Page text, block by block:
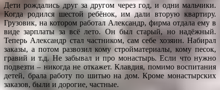
Дети рождались друг за другом через год, и одни мальчики.
Когда родился шестой ребёнок, им дали вторую квартиру.
Грузовик, на котором работал Александр, фирма отдала ему в
виде зарплаты за всё лето. Он был старый, но надёжный.
Теперь Александр стал частником, сам себе хозяин. Набирал
заказы, а потом развозил кому стройматериалы, кому песок,
гравий и т.д. Не забывал и про монастырь. Если что нужно
подвезти – никогда не откажет. Клавдия, помимо воспитания
детей, брала работу по шитью на дом. Кроме монастырских
заказов, были и дорогие, частные.